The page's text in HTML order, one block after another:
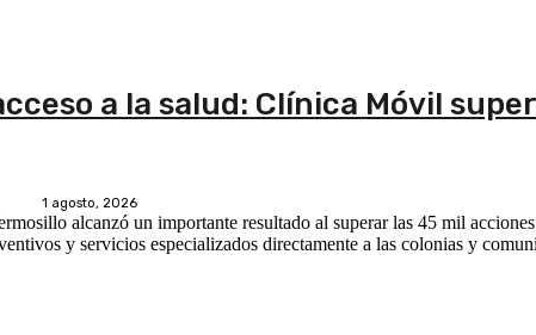
a la salud: Clínica Móvil
1 agosto, 2026
alcanzó un importante resultado al superar las 45 mil
y servicios especializados directamente a las colonias y